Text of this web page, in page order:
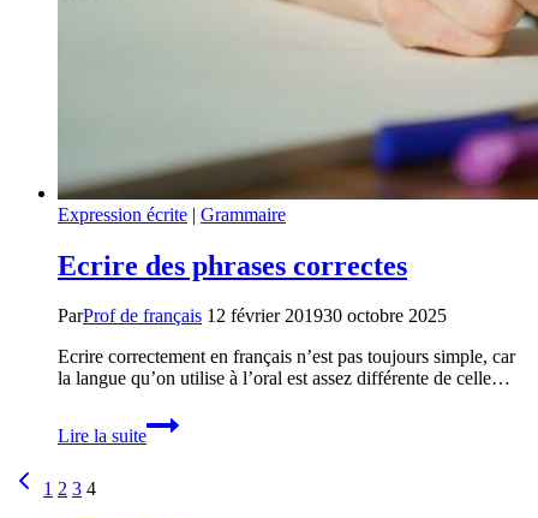
Expression écrite | Grammaire
Ecrire des phrases correctes
ParProf de français 12 février 201930 octobre 2025
Ecrire correctement en français n’est pas toujours simple, car
la langue qu’on utilise à l’oral est assez différente de celle…
Lire la suite
Ecrire
des
Navigation
Page
précédente
1 2 3 4